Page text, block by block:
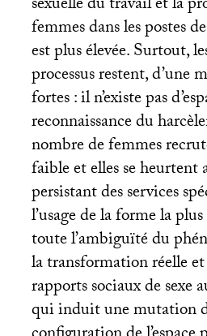
femmes dans les postes
est plus élevée. Surtout,
processus restent, d’une
fortes : il n’existe pas
reconnaissance du
nombre de femmes
faible et elles se heurtent
persistant des services
l’usage de la forme la
toute l’ambiguïté du
la transformation réelle
rapports sociaux de sexe
qui induit une mutation